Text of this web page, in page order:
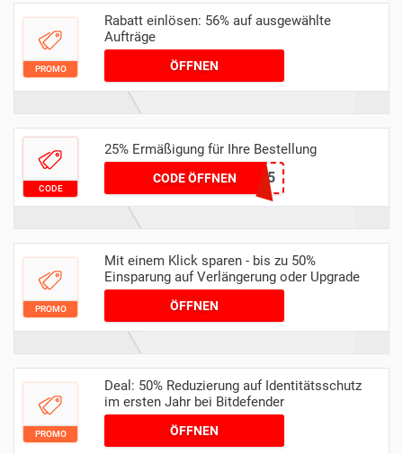
PROMO
Rabatt einlösen: 56% auf ausgewählte
Aufträge
ÖFFNEN
CODE
25% Ermäßigung für Ihre Bestellung
CODE ÖFFNENSPAREN25
PROMO
Mit einem Klick sparen - bis zu 50%
Einsparung auf Verlängerung oder Upgrade
ÖFFNEN
PROMO
Deal: 50% Reduzierung auf Identitätsschutz
im ersten Jahr bei Bitdefender
ÖFFNEN